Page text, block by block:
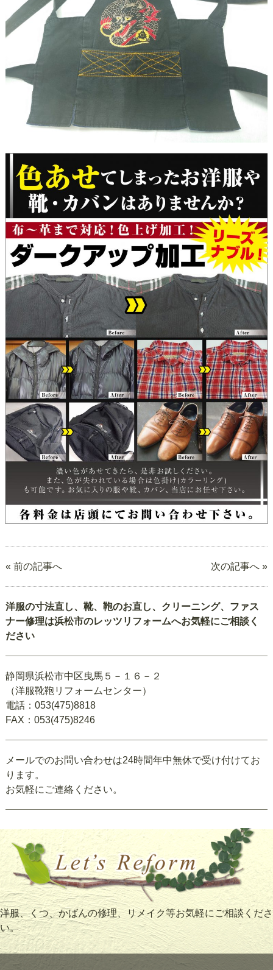
« 前の記事へ 次の記事へ »
洋服の寸法直し、靴、鞄のお直し、クリーニング、ファス
ナー修理は浜松市のレッツリフォームへお気軽にご相談く
ださい
静岡県浜松市中区曳馬５－１６－２
（洋服靴鞄リフォームセンター）
電話：053(475)8818
FAX：053(475)8246
メールでのお問い合わせは24時間年中無休で受け付けてお
ります。
お気軽にご連絡ください。
洋服、くつ、かばんの修理、リメイク等お気軽にご相談くださ
い。